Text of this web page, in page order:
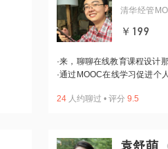
清华经管
￥199
·来，聊聊在线教育课程设计
·通过MOOC在线学习促进个
24 人约聊过 • 评分 9.5
袁舒萌